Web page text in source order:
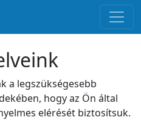
a legszükségesebb
hogy az Ön által
elérését biztosítsuk.